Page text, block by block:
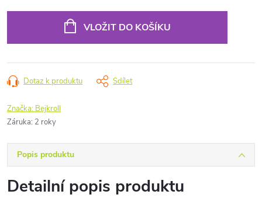
VLOŽIT DO KOŠÍKU
Dotaz k produktu Sdílet
Značka: Bejkroll
Záruka: 2 roky
Popis produktu
Detailní popis produktu